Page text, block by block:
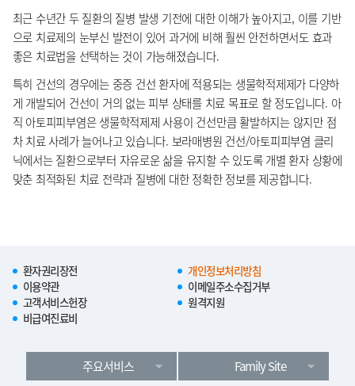
최근 수년간 두 질환의 질병 발생 기전에 대한 이해가 높아지고, 이를 기반
으로 치료제의 눈부신 발전이 있어 과거에 비해 훨씬 안전하면서도 효과
좋은 치료법을 선택하는 것이 가능해졌습니다.
특히 건선의 경우에는 중증 건선 환자에 적용되는 생물학적제제가 다양하
게 개발되어 건선이 거의 없는 피부 상태를 치료 목표로 할 정도입니다. 아
직 아토피피부염은 생물학적제제 사용이 건선만큼 활발하지는 않지만 점
차 치료 사례가 늘어나고 있습니다. 보라매병원 건선/아토피피부염 클리
닉에서는 질환으로부터 자유로운 삶을 유지할 수 있도록 개별 환자 상황에
맞춘 최적화된 치료 전략과 질병에 대한 정확한 정보를 제공합니다.
환자권리장전
개인정보처리방침
이용약관
이메일주소수집거부
고객서비스헌장
원격지원
비급여진료비
주요서비스 Family Site